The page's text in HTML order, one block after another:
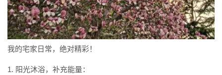
我的宅家日常，绝对精彩！
1. 阳光沐浴，补充能量：